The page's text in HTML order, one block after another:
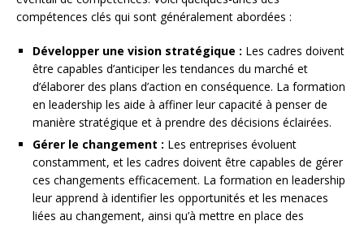
compétences clés qui sont généralement abordées :
Développer une vision stratégique : Les cadres doivent
être capables d’anticiper les tendances du marché et
d’élaborer des plans d’action en conséquence. La formation
en leadership les aide à affiner leur capacité à penser de
manière stratégique et à prendre des décisions éclairées.
Gérer le changement : Les entreprises évoluent
constamment, et les cadres doivent être capables de gérer
ces changements efficacement. La formation en leadership
leur apprend à identifier les opportunités et les menaces
liées au changement, ainsi qu’à mettre en place des